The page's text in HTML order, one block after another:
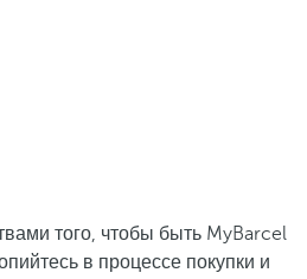
того, чтобы быть MyBarcel
в процессе покупки и